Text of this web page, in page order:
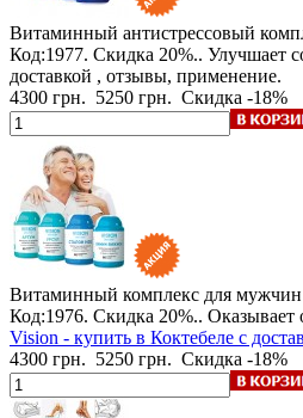
Витаминный антистрессовый
Код:1977. Скидка 20%.. Улучшает
доставкой , отзывы, применение.
4300 грн. 5250 грн. Скидка -18%
Витаминный комплекс для
Код:1976. Скидка 20%.. Оказывает
Vision - купить в Коктебеле с
4300 грн. 5250 грн. Скидка -18%